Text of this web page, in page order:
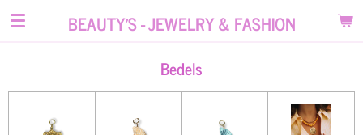
Ga
hoofdinhoud
BEAUTY'S - JEWELRY & FASHION
Bedels